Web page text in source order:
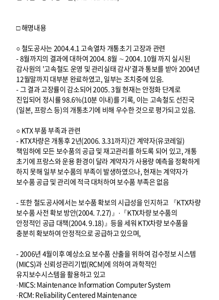
□ 해명내용
○ 철도공사는 2004.4.1 고속열차 개통초기 고장과 관련
- 8월까지의 결과에 대하여 2004. 8월 ∼ 2004. 10월 까지 실시된
감사원의 '고속철도 운영 및 관리실태 감사'결과 통보를 받아 2004년
12월말까지 대부분 완료하였고, 일부는 조치중에 있음.
- 그 결과 고장률이 감소되어 2005. 3월 현재는 안정화 단계로
진입되어 정시률 98.6%(10분 이내)를 기록, 이는 고속철도 선진국
(일본, 프랑스 등)의 개통초기에 비해 우수한 것으로 평가되고 있음.
○ KTX 부품 부족과 관련
- KTX차량은 개통후 2년(2006. 3.31까지)간 계약자(유코레일)
책임하에 모든 보수품의 공급 및 재고관리를 하도록 되어 있고, 개통
초기에 프랑스와 운용 환경이 달라 계약자가 사용량 예측을 정확하게
하지 못해 일부 보수품의 부족이 발생하였으나, 현재는 계약자가
보수품 공급 및 관리에 적극 대처하여 보수품 부족은 없음
- 또한 철도공사에서는 보수품 확보의 시급성을 인지하고 『KTX차량
보수품 사전 확보 방안(2004. 7.27)』·『KTX차량 보수품의
안정적인 공급 대책(2004. 9.18)』등을 세워 KTX차량 보수품을
충분히 확보하여 안정적으로 공급하고 있으며,
- 2006년 4월이후 예상소요 보수품 산출을 위하여 검수정보 시스템
(MICS)과 신뢰성관리기법(RCM)에 의하여 과학적인
유지보수시스템을 활용하고 있고
·MICS: Maintenance Information Computer System
·RCM: Reliability Centered Maintenance